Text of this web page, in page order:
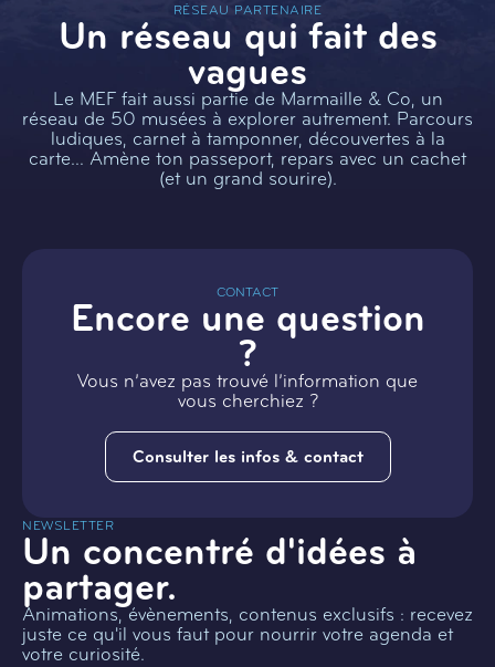
RÉSEAU PARTENAIRE
Un réseau qui fait des
vagues
Le MEF fait aussi partie de Marmaille & Co, un
réseau de 50 musées à explorer autrement. Parcours
ludiques, carnet à tamponner, découvertes à la
carte… Amène ton passeport, repars avec un cachet
(et un grand sourire).
CONTACT
Encore une question
?
Vous n’avez pas trouvé l’information que
vous cherchiez ?
Consulter les infos & contact
NEWSLETTER
Un concentré d'idées à
partager.
Animations, évènements, contenus exclusifs : recevez
juste ce qu'il vous faut pour nourrir votre agenda et
votre curiosité.